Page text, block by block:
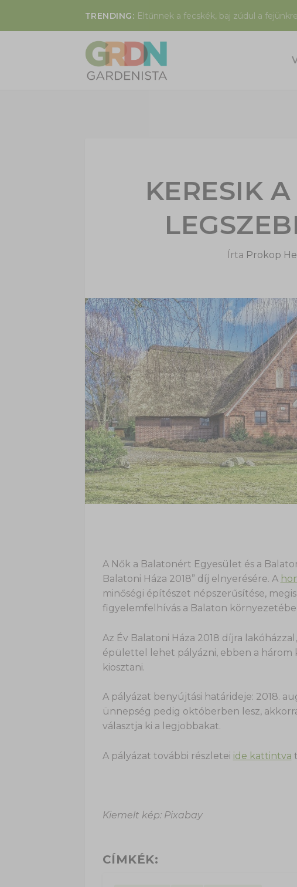
TRENDING: Eltűnnek a fecskék, baj zúdul a fejünkre
KERESIK A
Írta Prokop
A Nők a Balatonért Egyesület és a
Balatoni Háza 2018” díj elnyerésére. A
minőségi építészet népszerűsítése,
figyelemfelhívás a Balaton
Az Év Balatoni Háza 2018 díjra
épülettel lehet pályázni, ebben a három
kiosztani.
A pályázat benyújtási határideje: 2018.
ünnepség pedig októberben lesz,
választja ki a legjobbakat.
A pályázat további részletei ide kattintva
Kiemelt kép: Pixabay
CÍMKÉK: